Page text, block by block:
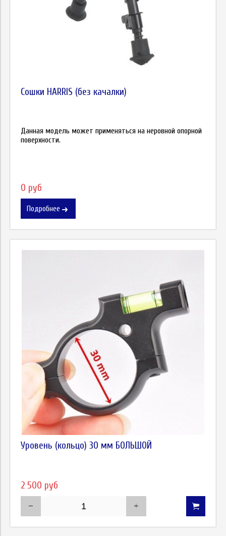
Сошки HARRIS (без качалки)
Данная модель может применяться на неровной опорной
поверхности.
0 руб
Подробнее
Уровень (кольцо) 30 мм БОЛЬШОЙ
2 500 руб